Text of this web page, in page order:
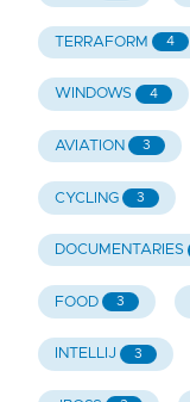
TERRAFORM 4
WINDOWS 4
AVIATION 3
CYCLING 3
DOCUMENTARIES
FOOD 3
INTELLIJ 3